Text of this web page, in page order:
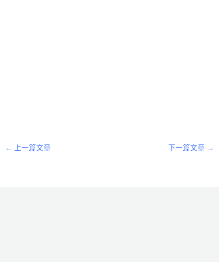
← 上一篇文章 下一篇文章 →